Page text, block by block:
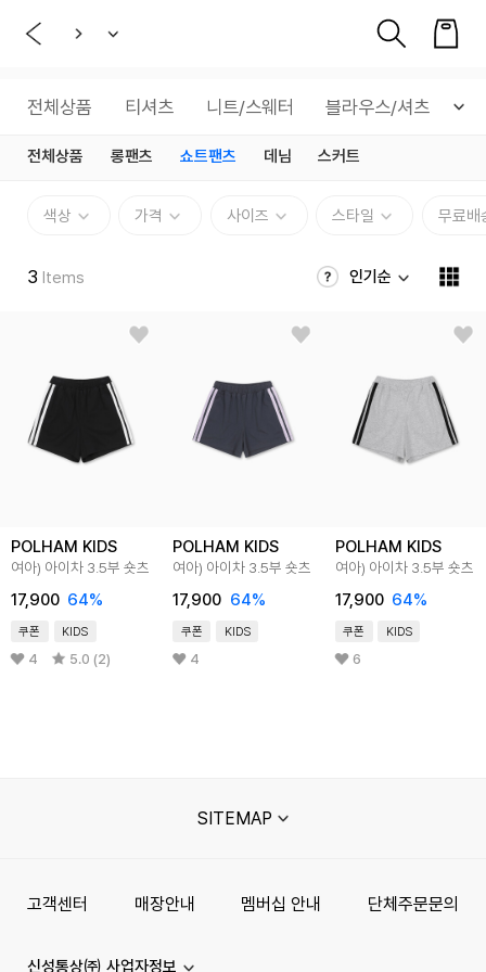
전체상품 티셔츠 니트/스웨터 블라우스/셔츠 아
전체상품 롱팬츠 쇼트팬츠 데님 스커트
색상 가격 사이즈 스타일 무료배
3 Items 인기순
POLHAM KIDS
여아) 아이차 3.5부 숏츠
17,900 64%
쿠폰 KIDS
4 5.0 (2)
POLHAM KIDS
여아) 아이차 3.5부 숏츠
17,900 64%
쿠폰 KIDS
4
POLHAM KIDS
여아) 아이차 3.5부 숏츠
17,900 64%
쿠폰 KIDS
6
SITEMAP
고객센터 매장안내 멤버십 안내 단체주문문의
신성통상㈜ 사업자정보